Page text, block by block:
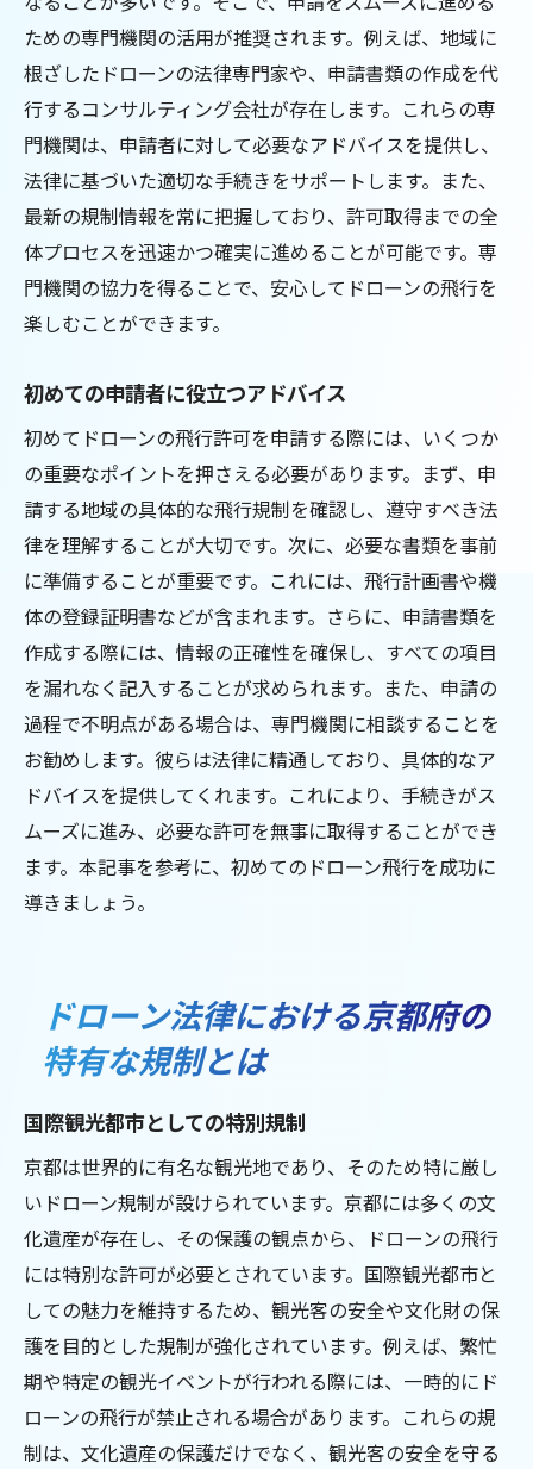
法律を遵守することの社会的意義
ための専門機関の活用が推奨されます。例えば、地域に
根ざしたドローンの法律専門家や、申請書類の作成を代
行するコンサルティング会社が存在します。これらの専
門機関は、申請者に対して必要なアドバイスを提供し、
法律に基づいた適切な手続きをサポートします。また、
最新の規制情報を常に把握しており、許可取得までの全
体プロセスを迅速かつ確実に進めることが可能です。専
門機関の協力を得ることで、安心してドローンの飛行を
楽しむことができます。
初めての申請者に役立つアドバイス
初めてドローンの飛行許可を申請する際には、いくつか
の重要なポイントを押さえる必要があります。まず、申
請する地域の具体的な飛行規制を確認し、遵守すべき法
律を理解することが大切です。次に、必要な書類を事前
に準備することが重要です。これには、飛行計画書や機
体の登録証明書などが含まれます。さらに、申請書類を
作成する際には、情報の正確性を確保し、すべての項目
を漏れなく記入することが求められます。また、申請の
過程で不明点がある場合は、専門機関に相談することを
お勧めします。彼らは法律に精通しており、具体的なア
ドバイスを提供してくれます。これにより、手続きがス
ムーズに進み、必要な許可を無事に取得することができ
ます。本記事を参考に、初めてのドローン飛行を成功に
導きましょう。
ドローン法律における京都府の
特有な規制とは
国際観光都市としての特別規制
京都は世界的に有名な観光地であり、そのため特に厳し
いドローン規制が設けられています。京都には多くの文
化遺産が存在し、その保護の観点から、ドローンの飛行
には特別な許可が必要とされています。国際観光都市と
しての魅力を維持するため、観光客の安全や文化財の保
護を目的とした規制が強化されています。例えば、繁忙
期や特定の観光イベントが行われる際には、一時的にド
ローンの飛行が禁止される場合があります。これらの規
制は、文化遺産の保護だけでなく、観光客の安全を守る